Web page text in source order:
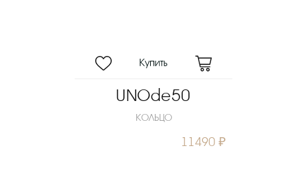
UNOde50
КОЛЬЦО
11490 ₽